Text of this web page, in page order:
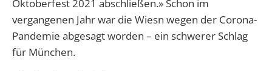
Oktoberfest 2021 abschließen.» Schon im
vergangenen Jahr war die Wiesn wegen der Corona-
Pandemie abgesagt worden – ein schwerer Schlag
für München.